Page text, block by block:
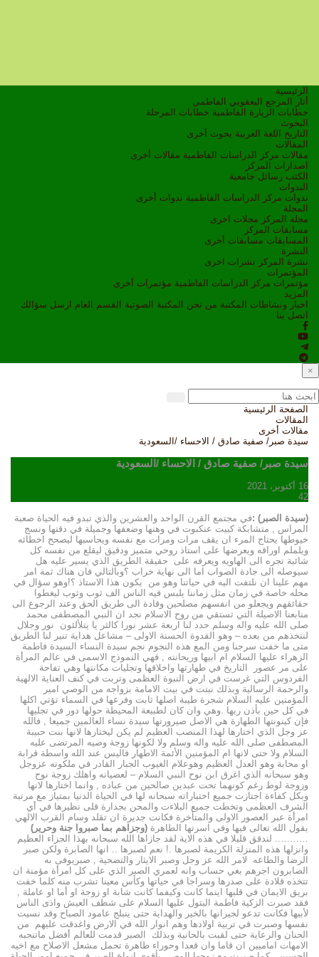
الرئيسية
أثار المرجع اليعقوبي الفاطمي
خطابات الزيارة الفاطمية خطابات المرحلة
البحوث
التاريخ
اللغة العربية بحوث أخرى
المقالات
مقالات مركز الدراسات الفاطمية مقالات أخرى
اصدارات المركز
الكتب رسائل جامعية
الندوات
ندوات مركز الدراسات الفاطمية ندوات أخرى
المجلة
مجلة المركز مجلات اخرى
مسابقات المركز
المسابقات مسابقات أخرى
النشرة
نشرة المركز نشرات اخرى
المؤتمرات
مؤتمرات مركز الدراسات الفاطمية مؤتمرات أخرى
المزيد
اخبار ونشاطات
المكتبة من نحن المكتبة الصوتية القسم العام ارسل سؤالك
اتصل بنا
×
الصفحة الرئيسية
المقالات
مقالات أخرى
سيدة صبر/ صفية صادق / الاحساء /السعودية
سيدة صبر/ صفية صادق / الاحساء /السعودية
16 أكتوبر، 2021
42
(سيدة الصبر) :في مجتمع القرن الواحد والعشرين والذي تبدو فيه الحياة صعبة
المراس , متشابكة كبيت عنكبوت في وهنها وضعفها وجميلة في دقتها ونسج
خيوطها يحتاج المرء ان يقف مرات ومرات مع نفسه ويحاسبها ليصحح اخطائه
ويلملم اوراقه ويعرضها على استاذ روحي متميز ودقيق ليقلع من نفسه كل
شائبة تجره الى الهاويه ويعرفه على حقيقة الطريق الذي يسير عليه هل
سيوصله الى جادة الصواب اما الى نهاية خراب ؟وبالتالي فان هناك ثمة امر
مهم علينا ان نلتفت اليه في حياتنا وهو من يكون هذا الاستاذ ؟!وهو سؤال في
محله خاصة في زمان مثل زماننا يلبس فيه الناس الف ثوب وثوب ليغطوا
حقائقهم ويجعلو من انفسهم مصلحين وقادة الى طريق الحق وعند الرجوع الى
منابعنا الاصيلة التي تستقي من روح الاسلام نجد ان النبي المصطفى محمد
صلى الله عليه واله وسلم حدد لنا اربعة عشر نورا كالثر يا يتلألئون نور وجلال
لنتخذهم من بعده – وهو القدوة الحسنة الاولى – مشاعل هداية تنير لنا الطريق
متى ما خفت سرجنا ومن المع هذه النجوم نجم سيدة النساء السيدة فاطمة
الزهراء عليها السلام ام ابيها وريحانته , فهي النموذج الاسمى في عالم المرأة
على مر عصور التاريخ في طهارتها واخلاقها وتجليات مكانتها وهي تفاحة
الفردوس التي غرست في ارض النبوة العظمى وتربت في كنف العناية الالهية
والرحمة الرسالية وبذلك نبتت في بيت الامامة بزواجه من الوصي امير
المؤمنين عليه السلام شجرة طيبة اصلها ثابت وفرعها في السماء تؤتي اكلها
في كل حين بأذن ربها .وهي وان كان لطبيعة المحيطة حولها دور في تجليها
فإن كينونتها الطهارة هي الاصل صيرورتها سيدة نساء العالمين جميعا , فالله
عز وجل الذي اختارها لهذا المنصب العظيم لم يكن ليختارها لانها بنت حبيبة
المصطفى صلى الله عليه واله وسلم ولا لكونها زوجة وصيه المرتضى عليه
السلام ولا حتى لانها ام المؤمنين الأئمة الاطهار فاليس عند الله واسطة قرابة
او محابة وهو العدل العظيم وهوعلام الغيوب الجبار القادر في ملكوته عزوجل
وهو سبحانه الذي اغرق ابن نوح النبي السلام – لعصيانه واهلك زوجة نوح
وزوجة لوط رغم كونهما تحت عبدين صالحين من عباده , وانما اختارها لانها
وبكل كفاءة اجتازت جميع اختباراته سبحانه لها في الحياة الدنيا بمتياز مع مرتبة
الشرف العظمى وتخطت جميع البلاءت والمحن بجدارة قلى نظيرها في أي
امرأة عبر العصور الاولى والمتأخرة فكانت جديرة ان تقلد وسام القرب الالهي
بقول الله تعالى فيها وفي اسرتها الطاهرة (وجزاهم بما صبروا جنة وحرير)
……….. لندقق قليلا في هذه الاية لقد جازاها الله سبحانه بهذا الجزاء العظيم
وانزلها هذه المنزلة الكريمة لصبرها .! نعم لصبرها .. انها الصابرة ولكن صبر
الرضا والطاعه لامر الله عز وجل وصبر الايثار والتضحية , صبريوفى به
الصابرون اجرهم بغي حساب وانه لعمري الصبر الذي على كل امرأة مؤمنة ان
تتخذه قلادة على صدرها وسراجا في حياتها وكأس معينا تشرب منه كلما خفت
بريق الايمان في قلبها اينما كانت وكيفما كانت شابة او زوجة او أما او عاملة ,
فقد صبرت الزكية فاطمة البتول عليها السلام على شظف العيش واذى الناس
لأبيها فكانت تدعو لجيرانها بالخير والهداية حتى ينبلج عامود الصباح وقد نسيت
نفسها وصبرت في تربية اولادها وهم انوار الله في الارض واغدقت عليهم من
الحنان والرعاية حتى لقبت بالحانية وبذلك الصبر قدمت للعالم أفضل ماتنجبه
الامهات اماميين ان قاما وان قعدا وحوراء طاهرة تحمل مشعل الاصلاح مع اخيه